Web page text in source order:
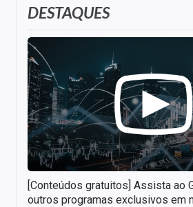
DESTAQUES
[Conteúdos gratuitos] Assista ao
outros programas exclusivos em